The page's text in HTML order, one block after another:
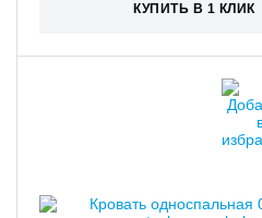
КУПИТЬ В 1 КЛИК